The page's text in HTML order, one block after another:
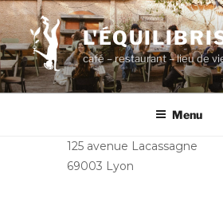
Aller
au
contenu
principal
café – restaurant – lieu de
Menu
125 avenue Lacassagne
69003 Lyon